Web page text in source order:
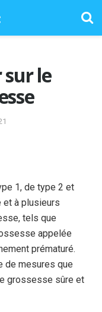
sur le
1, de type 2 et
et à plusieurs
tels que
appelée
prématuré.
de mesures que
grossesse sûre et